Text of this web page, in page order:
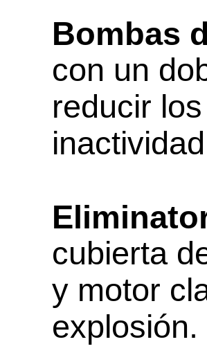
Bombas
con un
reducir
cubierta
y motor
explosión.